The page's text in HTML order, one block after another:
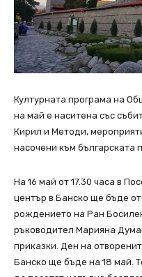
Културната програма на
на май е наситена със
Кирил и Методи,
насочени към българската
На 16 май oт 17.30 часа в
център в Банско ще бъде
рождението на Ран
ръководител Марияна
приказки. Ден на
Банско ще бъде на 18 май.